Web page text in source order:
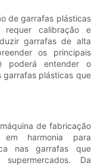
de garrafas plásticas
requer calibração e
garrafas de alta
os principais
poderá entender o
plásticas que
de fabricação
harmonia para
nas garrafas que
Da